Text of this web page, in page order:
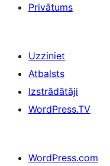
Privātums
Uzziniet
Atbalsts
Izstrādātāji
WordPress.TV
WordPress.com